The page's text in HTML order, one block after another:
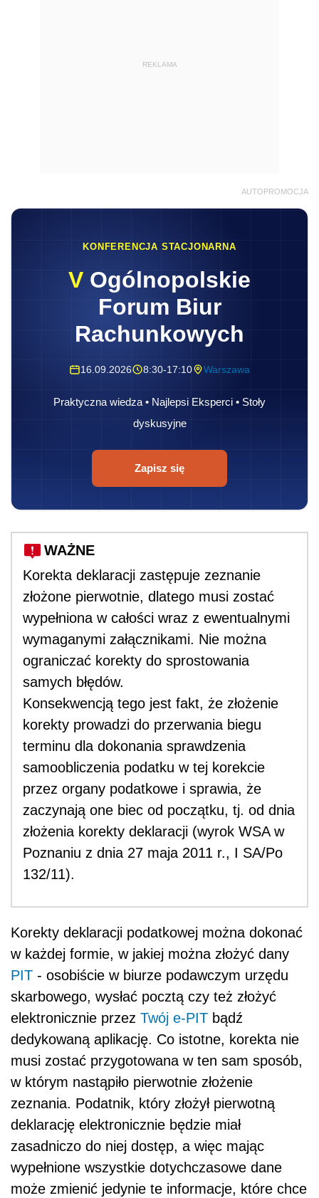
REKLAMA
AUTOPROMOCJA
KONFERENCJA STACJONARNA
V Ogólnopolskie
Forum Biur
Rachunkowych
16.09.2026 8:30-17:10 Warszawa
Praktyczna wiedza • Najlepsi Eksperci • Stoły
dyskusyjne
Zapisz się
WAŻNE
Korekta deklaracji zastępuje zeznanie
złożone pierwotnie, dlatego musi zostać
wypełniona w całości wraz z ewentualnymi
wymaganymi załącznikami. Nie można
ograniczać korekty do sprostowania
samych błędów.
Konsekwencją tego jest fakt, że złożenie
korekty prowadzi do przerwania biegu
terminu dla dokonania sprawdzenia
samoobliczenia podatku w tej korekcie
przez organy podatkowe i sprawia, że
zaczynają one biec od początku, tj. od dnia
złożenia korekty deklaracji (wyrok WSA w
Poznaniu z dnia 27 maja 2011 r., I SA/Po
132/11).
Korekty deklaracji podatkowej można dokonać
w każdej formie, w jakiej można złożyć dany
PIT - osobiście w biurze podawczym urzędu
skarbowego, wysłać pocztą czy też złożyć
elektronicznie przez Twój e-PIT bądź
dedykowaną aplikację. Co istotne, korekta nie
musi zostać przygotowana w ten sam sposób,
w którym nastąpiło pierwotnie złożenie
zeznania. Podatnik, który złożył pierwotną
deklarację elektronicznie będzie miał
zasadniczo do niej dostęp, a więc mając
wypełnione wszystkie dotychczasowe dane
może zmienić jedynie te informacje, które chce